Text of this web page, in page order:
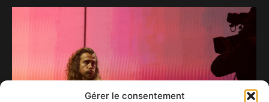
Gérer le consentement